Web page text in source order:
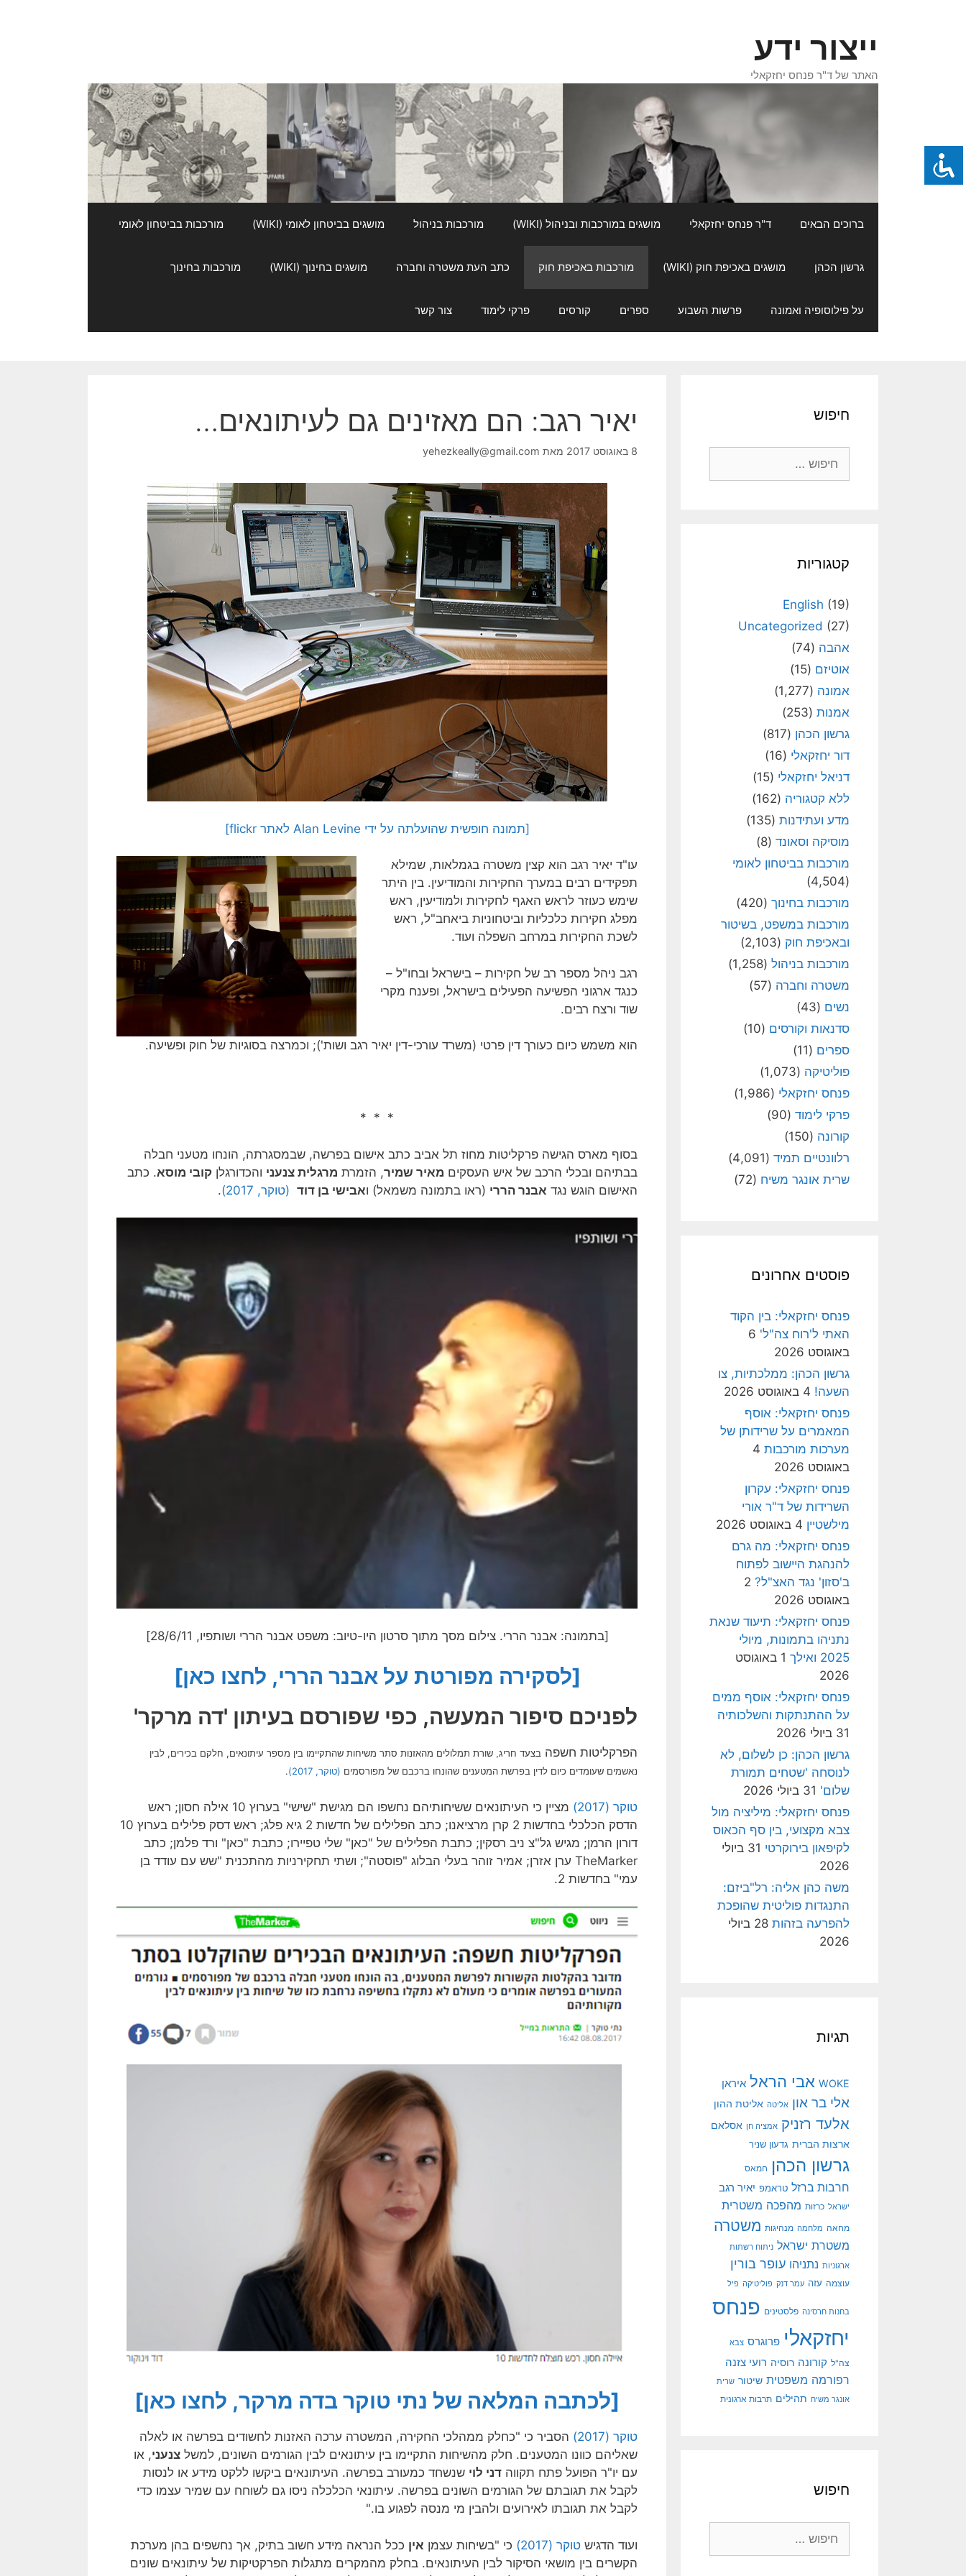
ייצור ידע
האתר של ד"ר פנחס יחזקאלי
ברוכים הבאים ד"ר פנחס יחזקאלי מושגים במורכבות ובניהול (WIKI) מורכבות בניהול מושגים בביטחון לאומי (WIKI) מורכבות בביטחון לאומי
גרשון הכהן מושגים באכיפת חוק (WIKI) מורכבות באכיפת חוק כתב העת משטרה וחברה מושגים בחינוך (WIKI) מורכבות בחינוך
על פילוסופיה ואמונה פרשות השבוע ספרים קורסים פרקי לימוד צור קשר
יאיר רגב: הם מאזינים גם לעיתונאים…
8 באוגוסט 2017 מאת yehezkeally@gmail.com
[תמונה חופשית שהועלתה על ידי Alan Levine לאתר flickr]
עו"ד יאיר רגב הוא קצין משטרה בגמלאות, שמילא
תפקידים רבים במערך החקירות והמודיעין. בין היתר
שימש כעוזר לראש האגף לחקירות ולמודיעין, ראש
מפלג חקירות כלכליות וביטחוניות ביאחב"ל, ראש
לשכת החקירות במרחב השפלה ועוד.
רגב ניהל מספר רב של חקירות – בישראל ובחו"ל –
כנגד ארגוני הפשיעה הפעילים בישראל, ופענח מקרי
שוד ורצח רבים.
הוא משמש כיום כעורך דין פרטי (משרד עורכי-דין‏ יאיר רגב ושות'); וכמרצה בסוגיות של חוק ופשיעה.
* * *
בסוף מארס הגישה פרקליטות מחוז תל אביב כתב אישום בפרשה, שבמסגרתה, הונחו מטעני חבלה
בבתיהם ובכלי הרכב של איש העסקים מאיר שמיר, הזמרת מרגלית צנעני והכדורגלן קובי מוסא. כתב
האישום הוגש נגד אבנר הררי (ראו בתמונה משמאל) ואבישי בן דוד (טוקר, 2017) .
[בתמונה: אבנר הררי. צילום מסך מתוך סרטון היו-טיוב: משפט אבנר הררי ושותפיו, 28/6/11]
[לסקירה מפורטת על אבנר הררי, לחצו כאן]
לפניכם סיפור המעשה, כפי שפורסם בעיתון 'דה מרקר'
הפרקליטות חשפה בצעד חריג, שורת תמלולים מהאזנות סתר משיחות שהתקיימו בין מספר עיתונאים, חלקם בכירים, לבין
נאשמים שעומדים כיום לדין בפרשת המטענים שהונחו ברכבם של מפורסמים (טוקר, 2017) .
טוקר (2017)
מציין כי העיתונאים ששיחותיהם נחשפו הם מגישת "שישי" בערוץ 10 אילה חסון; ראש
הדסק הכלכלי בחדשות 2 קרן מרציאנו; כתב הפלילים של חדשות 2 גיא פלג; ראש דסק פלילים בערוץ 10
דורון הרמן; מגיש גל"צ ניב רסקין; כתבת הפלילים של "כאן" שלי טפיירו; כתבת "כאן" ורד פלמן; כתב
TheMarker ערן אזרן; אמיר זוהר בעלי הבלוג "פוסטה"; ושתי תחקירניות מהתכנית "שש עם עודד בן
עמי" בחדשות 2.
[לכתבה המלאה של נתי טוקר בדה מרקר, לחצו כאן]
טוקר (2017)
הסביר כי "כחלק ממהלכי החקירה, המשטרה ערכה האזנות לחשודים בפרשה או לאלה
שאליהם כוונו המטענים. חלק מהשיחות התקיימו בין עיתונאים לבין הגורמים השונים, למשל צנעני, או
עם יו"ר הפועל פתח תקווה דני לוי שנשחד כמעורב בפרשה. העיתונאים ביקשו ללקט מידע או לנסות
לקבל את תגובתם של הגורמים השונים בפרשה. עיתונאי הכלכלה ניסו גם לשוחח עם שמיר עצמו כדי
לקבל את תגובתו לאירועים ולהבין מי מנסה לפגוע בו."
ועוד הדגיש טוקר (2017) כי "בשיחות עצמן אין ככל הנראה מידע חשוב בתיק, אך נחשפים בהן מערכת
הקשרים בין מושאי הסיקור לבין העיתונאים. בחלק מהמקרים מתגלות הפרקטיקות של עיתונאים שונים
חיפוש
קטגוריות
English (19)
Uncategorized (27)
אהבה (74)
אוטיזם (15)
אמונה (1,277)
אמנות (253)
גרשון הכהן (817)
דור יחזקאלי (16)
דניאל יחזקאלי (15)
ללא קטגוריה (162)
מדע ועתידנות (135)
מוסיקה וסאונד (8)
מורכבות בביטחון לאומי
(4,504)
מורכבות בחינוך (420)
מורכבות במשפט, בשיטור
ובאכיפת חוק (2,103)
מורכבות בניהול (1,258)
משטרה וחברה (57)
נשים (43)
סדנאות וקורסים (10)
ספרים (11)
פוליטיקה (1,073)
פנחס יחזקאלי (1,986)
פרקי לימוד (90)
קורונה (150)
רלוונטיים תמיד (4,091)
שרית אונגר משיח (72)
פוסטים אחרונים
פנחס יחזקאלי: בין הקוד
האתי ל'רוח צה"ל' 6
באוגוסט 2026
גרשון הכהן: ממלכתיות, צו
השעה! 4 באוגוסט 2026
פנחס יחזקאלי: אוסף
המאמרים על שרידותן של
מערכות מורכבות 4
באוגוסט 2026
פנחס יחזקאלי: עקרון
השרידות של ד"ר אורי
מילשטיין 4 באוגוסט 2026
פנחס יחזקאלי: מה גרם
להנהגת היישוב לפתוח
ב'סזון' נגד האצ"ל? 2
באוגוסט 2026
פנחס יחזקאלי: תיעוד שנאת
נתניהו בתמונות, מיולי
2025 ואילך
1 באוגוסט
2026
פנחס יחזקאלי: אוסף ממים
על ההתנתקות והשלכותיה
31 ביולי 2026
גרשון הכהן: כן לשלום, לא
לנוסחה 'שטחים תמורת
שלום' 31 ביולי 2026
פנחס יחזקאלי: מיליציה מול
צבא מקצועי, בין סף הכאוס
לקיפאון בירוקרטי
31 ביולי
2026
משה כהן אליה: רל"ביזם:
התנגדות פוליטית שהופכת
להפרעה בזהות
28 ביולי
2026
תגיות
WOKE אבי הראל איראן
אלי בר און אליטה אליטת ההון
אלעד רזניק אמציה חן אסלאם
ארצות הברית גדעון שניר
גרשון הכהן חמאס
חרבות ברזל טראמפ יאיר רגב
ישראל כרזות מהפכה משטרית
מחאה מלחמה מנהיגות משטרה
משטרת ישראל ניתוח רשתות
ארגוניות נתניהו עופר בורין
עוצמה עזה עמר דנק פוליטיקה פיל
בחנות חרסינה פלסטינים פנחס
יחזקאלי פרוגרס צבא
צה"ל קורונה רוסיה רועי צזנה
רפורמה משפטית שיטור שרית
אונגר משיח תהילים תרבות ארגונית
חיפוש